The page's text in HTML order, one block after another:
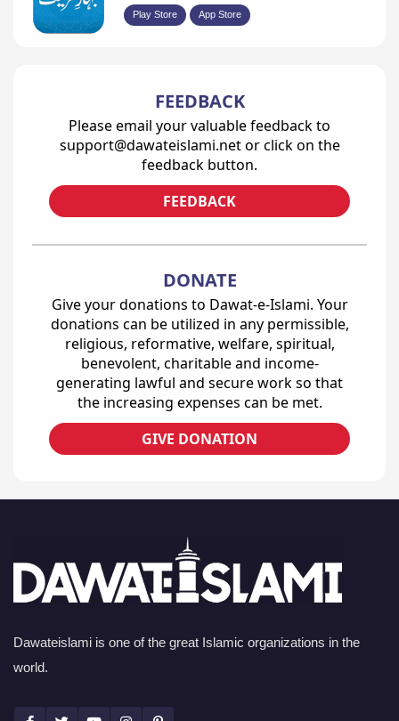
Play Store App Store
FEEDBACK
Please email your valuable feedback to
support@dawateislami.net or click on the
feedback button.
FEEDBACK
DONATE
Give your donations to Dawat-e-Islami. Your
donations can be utilized in any permissible,
religious, reformative, welfare, spiritual,
benevolent, charitable and income-
generating lawful and secure work so that
the increasing expenses can be met.
GIVE DONATION
Dawateislami is one of the great Islamic organizations in the
world.